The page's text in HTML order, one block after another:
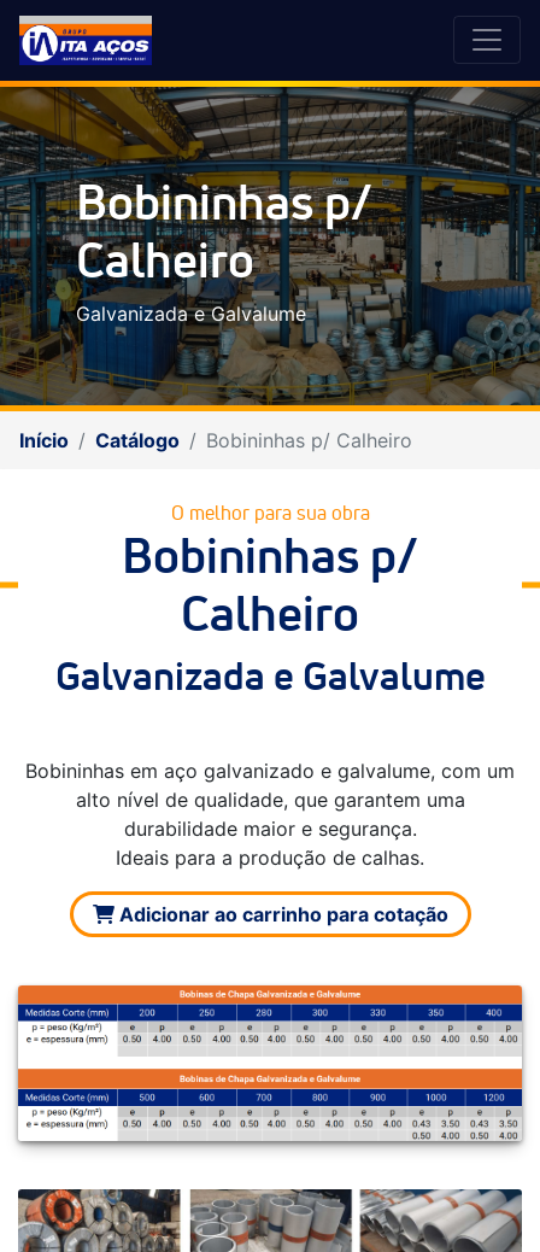
Bobininhas p/
Calheiro
Galvanizada e Galvalume
Início Catálogo Bobininhas p/ Calheiro
O melhor para sua obra
Bobininhas p/
Calheiro
Galvanizada e Galvalume
Bobininhas em aço galvanizado e galvalume, com um
alto nível de qualidade, que garantem uma
durabilidade maior e segurança.
Ideais para a produção de calhas.
Adicionar ao carrinho para cotação